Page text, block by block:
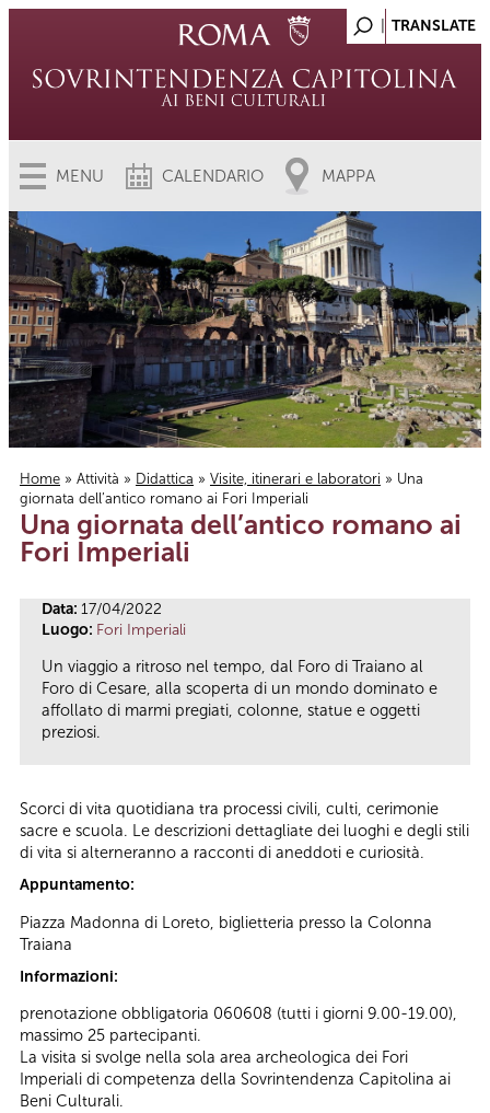
MENU CALENDARIO MAPPA
Tu sei qui
Home » Attività » Didattica » Visite, itinerari e laboratori » Una
giornata dell’antico romano ai Fori Imperiali
Una giornata dell’antico romano ai
Fori Imperiali
Data: 17/04/2022
Luogo: Fori Imperiali
Un viaggio a ritroso nel tempo, dal Foro di Traiano al
Foro di Cesare, alla scoperta di un mondo dominato e
affollato di marmi pregiati, colonne, statue e oggetti
preziosi.
Scorci di vita quotidiana tra processi civili, culti, cerimonie
sacre e scuola. Le descrizioni dettagliate dei luoghi e degli stili
di vita si alterneranno a racconti di aneddoti e curiosità.
Appuntamento:
Piazza Madonna di Loreto, biglietteria presso la Colonna
Traiana
Informazioni:
prenotazione obbligatoria 060608 (tutti i giorni 9.00-19.00),
massimo 25 partecipanti.
La visita si svolge nella sola area archeologica dei Fori
Imperiali di competenza della Sovrintendenza Capitolina ai
Beni Culturali.